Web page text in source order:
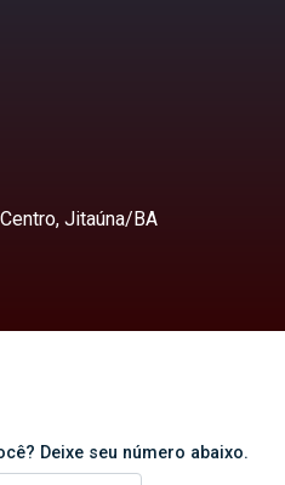
Jitaúna/BA
Deixe seu número abaixo.